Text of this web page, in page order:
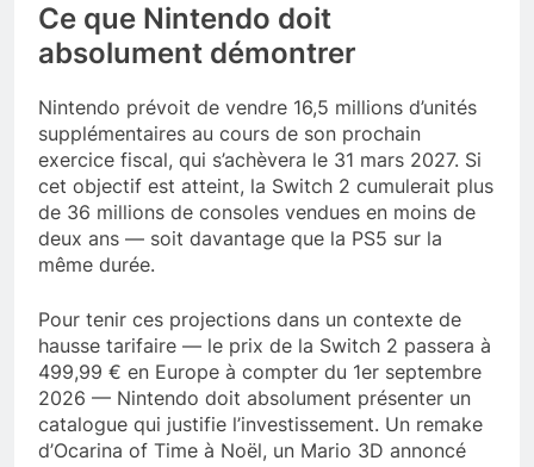
Ce que Nintendo doit
absolument démontrer
Nintendo prévoit de vendre 16,5 millions d’unités
supplémentaires au cours de son prochain
exercice fiscal, qui s’achèvera le 31 mars 2027. Si
cet objectif est atteint, la Switch 2 cumulerait plus
de 36 millions de consoles vendues en moins de
deux ans — soit davantage que la PS5 sur la
même durée.
Pour tenir ces projections dans un contexte de
hausse tarifaire — le prix de la Switch 2 passera à
499,99 € en Europe à compter du 1er septembre
2026 — Nintendo doit absolument présenter un
catalogue qui justifie l’investissement. Un remake
d’Ocarina of Time à Noël, un Mario 3D annoncé